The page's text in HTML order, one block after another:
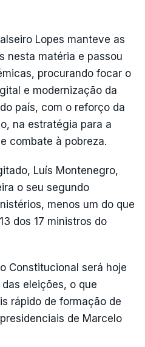
Lopes manteve as
nesta matéria e passou
procurando focar o
e modernização da
país, com o reforço da
na estratégia para a
combate à pobreza.
Luís Montenegro,
o seu segundo
menos um do que
dos 17 ministros do
Constitucional será hoje
eleições, o que
rápido de formação de
de Marcelo